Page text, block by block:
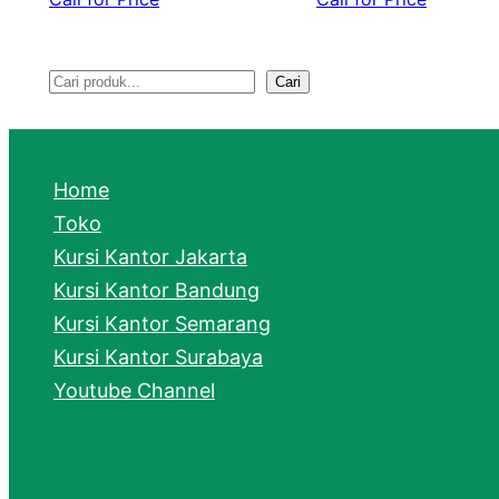
S
e
a
r
c
h
Cari
Home
Toko
Kursi Kantor Jakarta
Kursi Kantor Bandung
Kursi Kantor Semarang
Kursi Kantor Surabaya
Youtube Channel